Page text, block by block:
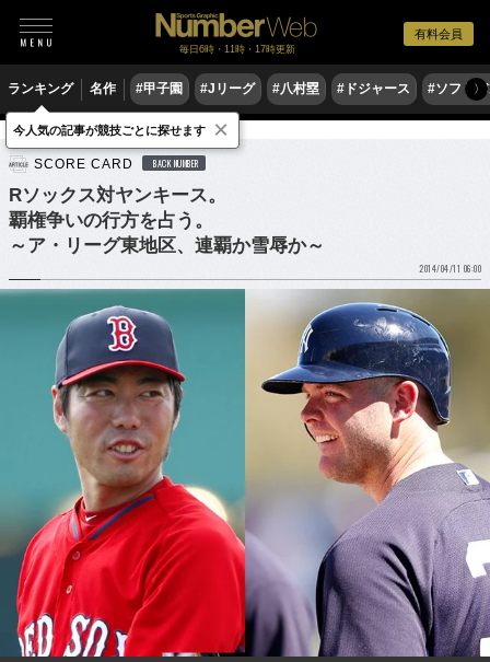
有料会員
毎日6時・11時・17時更新
ランキング 名作 #甲子園 #Jリーグ #八村塁 #ドジャース #ソフト〉
野球 MLB
SCORE CARD BACK NUMBER
Rソックス対ヤンキース。
覇権争いの行方を占う。
～ア・リーグ東地区、連覇か雪辱か～
2014/04/11 06:00
今人気の記事が競技ごとに探せます ×